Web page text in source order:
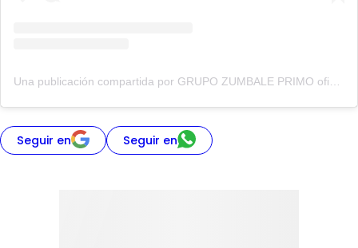
Seguir en Seguir en